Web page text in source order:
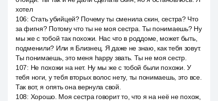
хотел
106: Стать убийцей? Почему ты сменила скин, сестра? Что
за фигня? Потому что ты не моя сестра. Ты понимаешь? Ну
мы же с тобой так похожи. Нас что в роддоме, может быть,
подменили? Или я Близнец. Я даже не знаю, как тебя зовут.
Ты понимаешь, это меня happy звать. Ты не моя сестр.
107: Не похожи на нет. Ну мы же с тобой были похожи. У
тебя ноги, у тебя вторых волос нету, ты понимаешь, это все.
Так вот, я опять она вернула свой.
108: Хорошо. Моя сестра говорит то, что я на неё не похож,